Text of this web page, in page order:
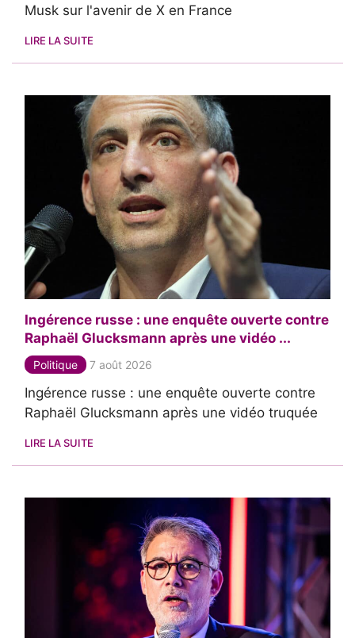
Musk sur l'avenir de X en France
LIRE LA SUITE
Ingérence russe : une enquête ouverte contre
Raphaël Glucksmann après une vidéo ...
Politique 7 août 2026
Ingérence russe : une enquête ouverte contre
Raphaël Glucksmann après une vidéo truquée
LIRE LA SUITE